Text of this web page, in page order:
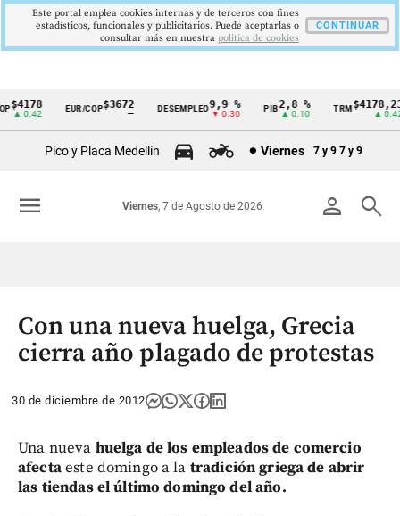
Cintillo
Colombia
$4178
▲ 0.42
EUR/COP$3672 DESEMPLEO 9,9 %
▼ 0.30
PIB2,8 %
▲ 0.10
TRM$4178,23
▲ 0.42
Pico y Placa Medellín Viernes 7 y 9 7 y 9
person search
Viernes, 7 de Agosto de 2026
menu
Con una nueva huelga, Grecia
cierra año plagado de protestas
30 de diciembre de 2012
Una nueva huelga de los empleados de comercio
afectaeste domingo a la tradición griega de abrir
las tiendas el último domingo del año.
Este portal emplea cookies internas y de terceros con fines
estadísticos, funcionales y publicitarios. Puede aceptarlas o
consultar más en nuestra politica de cookies
CONTINUAR